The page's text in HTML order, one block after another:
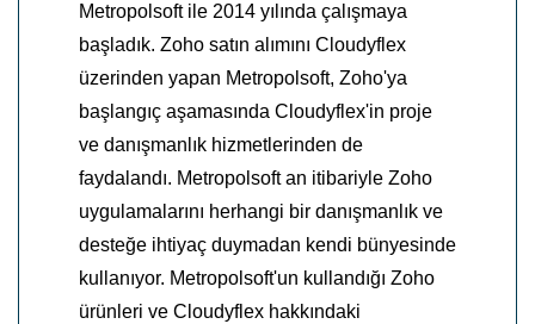
Metropolsoft ile 2014 yılında çalışmaya
başladık. Zoho satın alımını Cloudyflex
üzerinden yapan Metropolsoft, Zoho'ya
başlangıç aşamasında Cloudyflex'in proje
ve danışmanlık hizmetlerinden de
faydalandı. Metropolsoft an itibariyle Zoho
uygulamalarını herhangi bir danışmanlık ve
desteğe ihtiyaç duymadan kendi bünyesinde
kullanıyor. Metropolsoft'un kullandığı Zoho
ürünleri ve Cloudyflex hakkındaki